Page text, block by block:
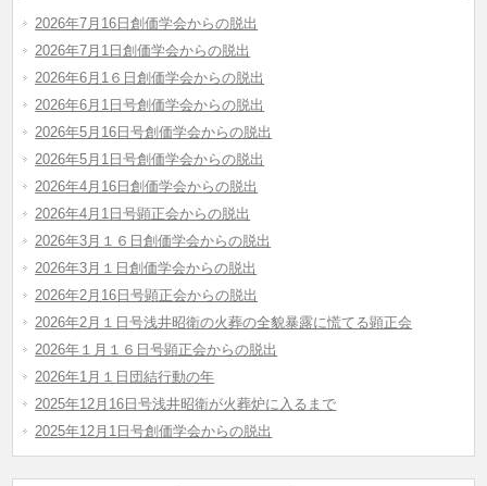
2026年7月16日創価学会からの脱出
2026年7月1日創価学会からの脱出
2026年6月1６日創価学会からの脱出
2026年6月1日号創価学会からの脱出
2026年5月16日号創価学会からの脱出
2026年5月1日号創価学会からの脱出
2026年4月16日創価学会からの脱出
2026年4月1日号顕正会からの脱出
2026年3月１６日創価学会からの脱出
2026年3月１日創価学会からの脱出
2026年2月16日号顕正会からの脱出
2026年2月１日号浅井昭衛の火葬の全貌暴露に慌てる顕正会
2026年１月１６日号顕正会からの脱出
2026年1月１日団結行動の年
2025年12月16日号浅井昭衛が火葬炉に入るまで
2025年12月1日号創価学会からの脱出